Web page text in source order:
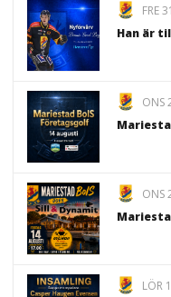
FRE
Han är
ONS
ONS
LÖR